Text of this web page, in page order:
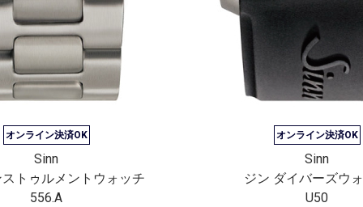
オンライン決済OK
Sinn
トゥルメントウォッチ
556.A
オンライン決済OK
Sinn
ジン ダイバーズウ
U50